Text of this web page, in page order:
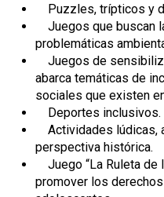
Puzzles, trípticos y
Juegos que buscan
problemáticas
Juegos de
abarca temáticas de
sociales que existen
Deportes inclusivos.
Actividades lúdicas,
perspectiva histórica.
Juego “La Ruleta de
promover los